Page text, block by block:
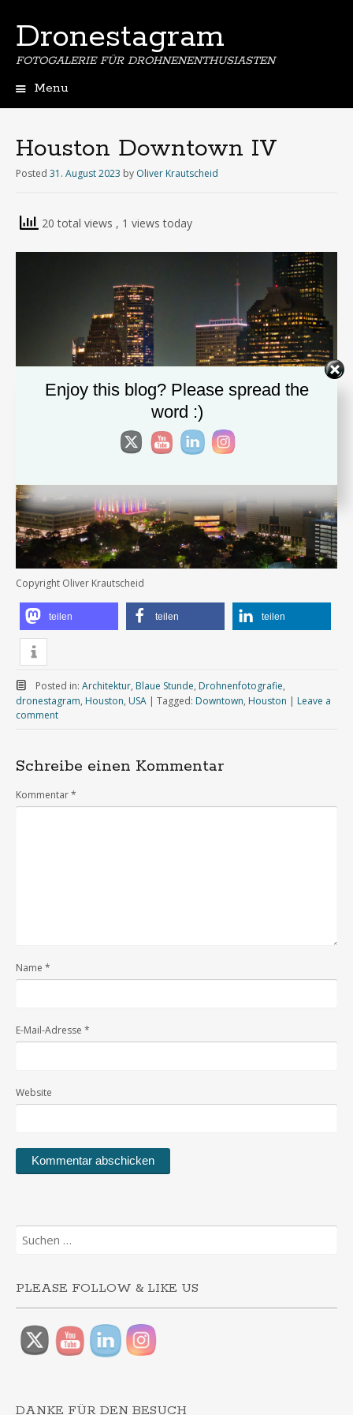
Dronestagram
FOTOGALERIE FÜR DROHNENENTHUSIASTEN
Menu
Houston Downtown IV
Posted 31. August 2023 by Oliver Krautscheid
20 total views , 1 views today
Copyright Oliver Krautscheid
teilen teilen teilen
Posted in: Architektur, Blaue Stunde, Drohnenfotografie,
dronestagram, Houston, USA | Tagged: Downtown, Houston | Leave a
comment
Schreibe einen Kommentar
Kommentar*
Name *
E-Mail-Adresse *
Website
Suchen
nach:
PLEASE FOLLOW & LIKE US
DANKE FÜR DEN BESUCH
Enjoy this blog? Please spread the
word :)